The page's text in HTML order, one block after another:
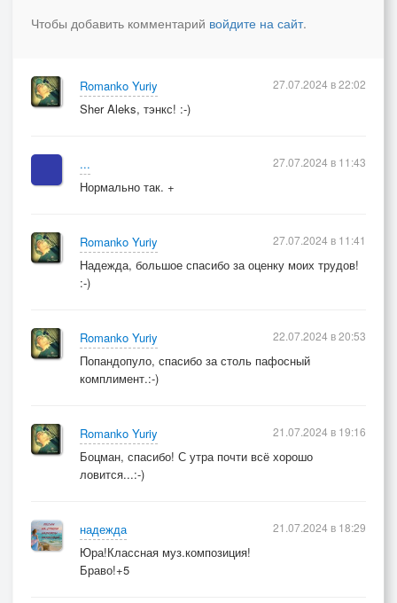
Чтобы добавить комментарий войдите на сайт.
Romanko Yuriy
Sher Aleks, тэнкс! :-)
27.07.2024 в 22:02
...
Нормально так. +
27.07.2024 в 11:43
Romanko Yuriy
Надежда, большое спасибо за оценку моих трудов!
:-)
27.07.2024 в 11:41
Romanko Yuriy
Попандопуло, спасибо за столь пафосный
комплимент.:-)
22.07.2024 в 20:53
Romanko Yuriy
Боцман, спасибо! С утра почти всё хорошо
ловится...:-)
21.07.2024 в 19:16
надежда
Юра!Классная муз.композиция!
Браво!+5
21.07.2024 в 18:29